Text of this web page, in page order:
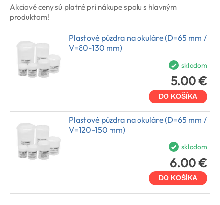
Akciové ceny sú platné pri nákupe spolu s hlavným
produktom!
Plastové púzdra na okuláre (D=65 mm /
V=80-130 mm)
skladom
5.00 €
DO KOŠÍKA
Plastové púzdra na okuláre (D=65 mm /
V=120-150 mm)
skladom
6.00 €
DO KOŠÍKA